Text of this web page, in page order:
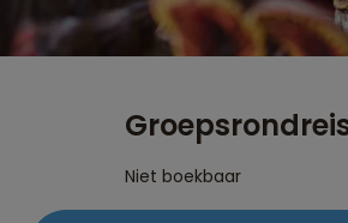
Niet boekbaar